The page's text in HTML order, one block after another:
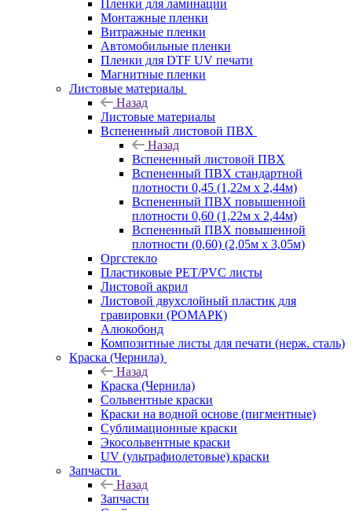
Пленки для ламинации
Монтажные пленки
Витражные пленки
Автомобильные пленки
Пленки для DTF UV печати
Магнитные пленки
Листовые материалы
Назад
Листовые материалы
Вспененный листовой ПВХ
Назад
Вспененный листовой ПВХ
Вспененный ПВХ стандартной
плотности 0,45 (1,22м х 2,44м)
Вспененный ПВХ повышенной
плотности 0,60 (1,22м х 2,44м)
Вспененный ПВХ повышенной
плотности (0,60) (2,05м х 3,05м)
Оргстекло
Пластиковые PET/PVC листы
Листовой акрил
Листовой двухслойный пластик для
гравировки (РОМАРК)
Алюкобонд
Композитные листы для печати (нерж. сталь)
Краска (Чернила)
Назад
Краска (Чернила)
Сольвентные краски
Краски на водной основе (пигментные)
Сублимационные краски
Экосольвентные краски
UV (ультрафиолетовые) краски
Запчасти
Назад
Запчасти